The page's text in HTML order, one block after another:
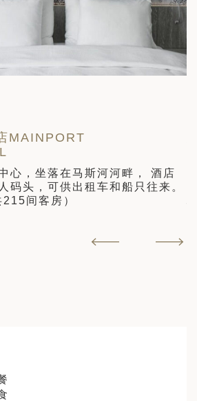
MAINPORT
心，坐落在马斯河河畔， 酒店
码头，可供出租车和船只往来。
间客房）